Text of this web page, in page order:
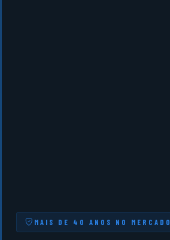
MAIS DE 40 ANOS NO MERCADO